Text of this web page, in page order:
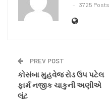
3725 Posts
PREV POST
કોસંબા મુહવેજ રોડ ઉપ પટેલ
ફાર્મ નજીક ચાકુની અણીએ
લૂંટ